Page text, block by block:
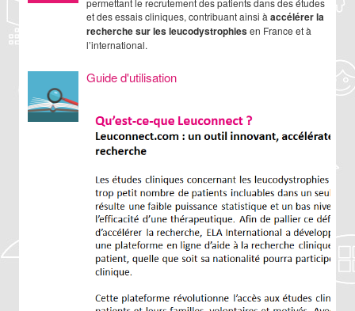
et des essais cliniques, contribuant ainsi à accélérer la
recherche sur les leucodystrophiesen France et à
l’international.
Guide d'utilisation